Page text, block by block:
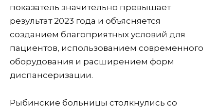
показатель значительно превышает
результат 2023 года и объясняется
созданием благоприятных условий для
пациентов, использованием современного
оборудования и расширением форм
диспансеризации.
Рыбинские больницы столкнулись со